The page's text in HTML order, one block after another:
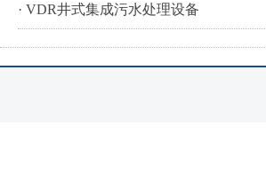
· VDR井式集成污水处理设备